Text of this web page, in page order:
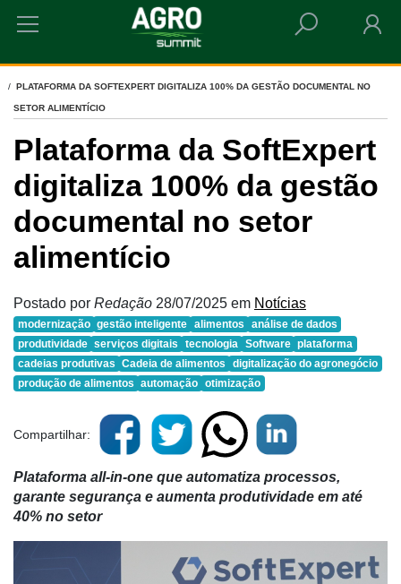
HOME
PLATAFORMA DA SOFTEXPERT DIGITALIZA 100% DA GESTÃO DOCUMENTAL NO
SETOR ALIMENTÍCIO
Plataforma da SoftExpert
digitaliza 100% da gestão
documental no setor
alimentício
Postado por Redação 28/07/2025 em Notícias
modernização gestão inteligente alimentos
análise de dados
produtividade serviços digitais tecnologia Software plataforma
cadeias produtivas Cadeia de alimentos
digitalização do agronegócio
produção de alimentos automação otimização
Compartilhar:
Plataforma all-in-one que automatiza processos,
garante segurança e aumenta produtividade em até
40% no setor